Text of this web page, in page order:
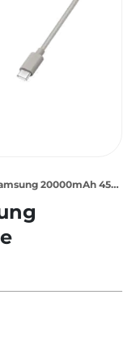
20000mAh 45W, Beige